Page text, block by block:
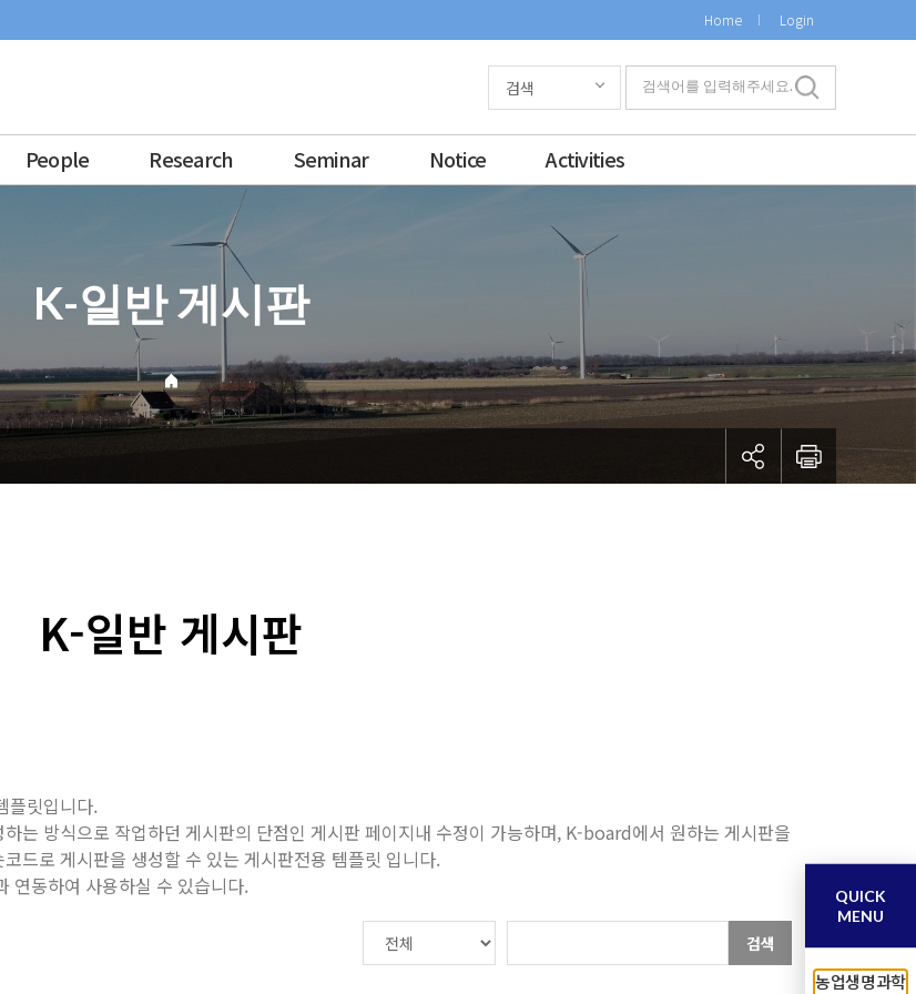
Home Login
People Research Seminar Notice Activities
검색 검색어를 입력해주세요.
K-일반 게시판
K-일반 게시판
플릿입니다.
는 방식으로 작업하던 게시판의 단점인 게시판 페이지내 수정이 가능하며, K-board에서 원하는 게시판을
드로 게시판을 생성할 수 있는 게시판전용 템플릿 입니다.
동하여 사용하실 수 있습니다.
검색
QUICK
MENU
농업생명과학